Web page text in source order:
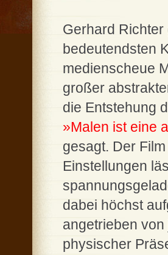
Gerhard
bedeutendsten
medienscheue
großer
die Entstehung
»Malen ist eine
gesagt. Der
Einstellungen
dabei höchst
angetrieben
physischer